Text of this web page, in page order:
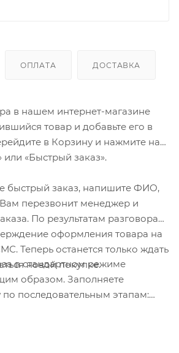
ОПЛАТА ДОСТАВКА
в нашем интернет-магазине
товар и добавьте его в
в Корзину и нажмите на
«Быстрый заказ».
быстрый заказ, напишите ФИО,
перезвонит менеджер и
По результатам разговора
оформления товара на
Теперь останется только ждать
новой покупке.
в стандартном режиме
образом. Заполняете
последовательным этапам: